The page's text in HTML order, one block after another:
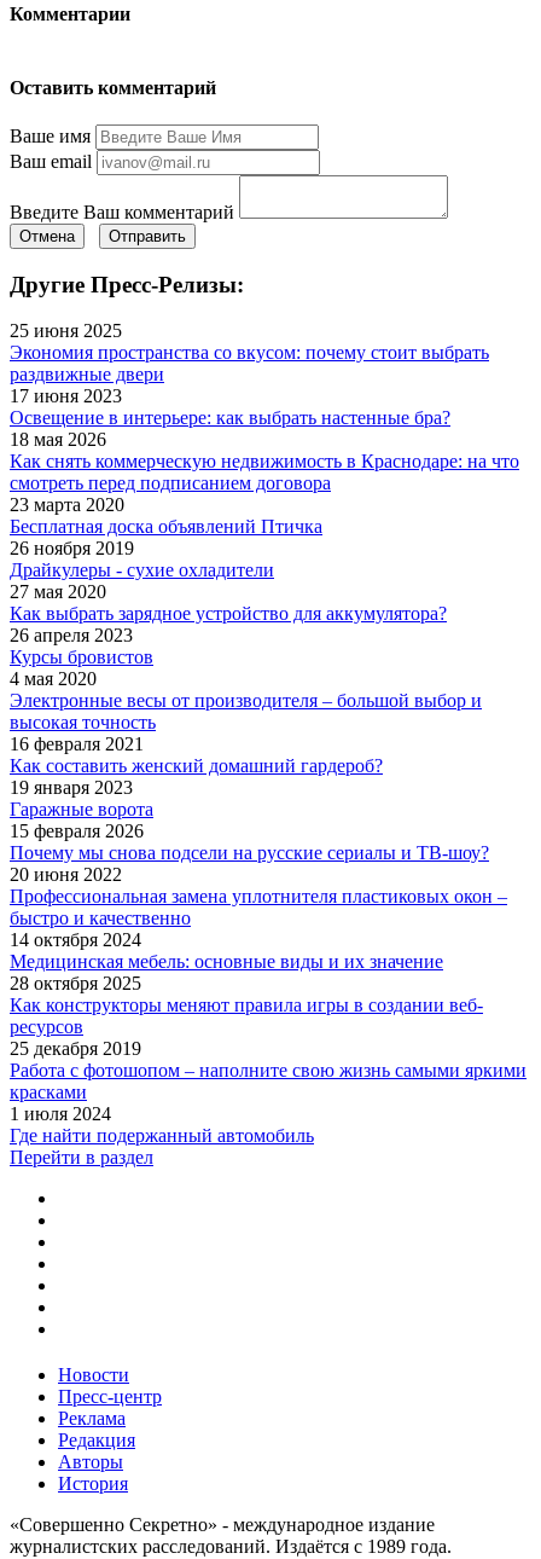
Комментарии
Оставить комментарий
Ваше имя
Ваш email
Введите Ваш комментарий
Отмена Отправить
Другие Пресс-Релизы:
25 июня 2025
Экономия пространства со вкусом: почему стоит выбрать
раздвижные двери
17 июня 2023
Освещение в интерьере: как выбрать настенные бра?
18 мая 2026
Как снять коммерческую недвижимость в Краснодаре: на что
смотреть перед подписанием договора
23 марта 2020
Бесплатная доска объявлений Птичка
26 ноября 2019
Драйкулеры - сухие охладители
27 мая 2020
Как выбрать зарядное устройство для аккумулятора?
26 апреля 2023
Курсы бровистов
4 мая 2020
Электронные весы от производителя – большой выбор и
высокая точность
16 февраля 2021
Как составить женский домашний гардероб?
19 января 2023
Гаражные ворота
15 февраля 2026
Почему мы снова подсели на русские сериалы и ТВ-шоу?
20 июня 2022
Профессиональная замена уплотнителя пластиковых окон –
быстро и качественно
14 октября 2024
Медицинская мебель: основные виды и их значение
28 октября 2025
Как конструкторы меняют правила игры в создании веб-
ресурсов
25 декабря 2019
Работа с фотошопом – наполните свою жизнь самыми яркими
красками
1 июля 2024
Где найти подержанный автомобиль
Перейти в раздел
Новости
Пресс-центр
Реклама
Редакция
Авторы
История
«Совершенно Секретно» - международное издание
журналистских расследований. Издаётся с 1989 года.